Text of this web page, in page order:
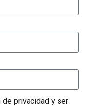
privacidad y ser